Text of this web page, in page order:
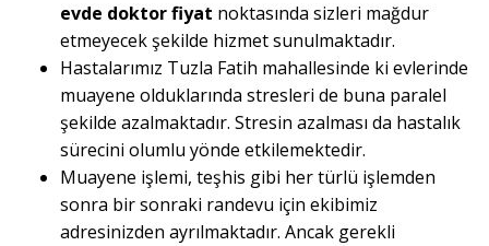
evde doktor fiyat noktasında sizleri mağdur
etmeyecek şekilde hizmet sunulmaktadır.
Hastalarımız Tuzla Fatih mahallesinde ki evlerinde
muayene olduklarında stresleri de buna paralel
şekilde azalmaktadır. Stresin azalması da hastalık
sürecini olumlu yönde etkilemektedir.
Muayene işlemi, teşhis gibi her türlü işlemden
sonra bir sonraki randevu için ekibimiz
adresinizden ayrılmaktadır. Ancak gerekli